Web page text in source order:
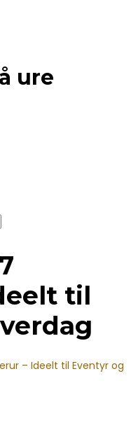
ure
til
– Ideelt til Eventyr og